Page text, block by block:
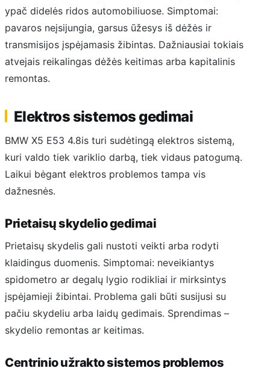
ypač didelės ridos automobiliuose. Simptomai:
pavaros neįsijungia, garsus ūžesys iš dėžės ir
transmisijos įspėjamasis žibintas. Dažniausiai tokiais
atvejais reikalingas dėžės keitimas arba kapitalinis
remontas.
Elektros sistemos gedimai
BMW X5 E53 4.8is turi sudėtingą elektros sistemą,
kuri valdo tiek variklio darbą, tiek vidaus patogumą.
Laikui bėgant elektros problemos tampa vis
dažnesnės.
Prietaisų skydelio gedimai
Prietaisų skydelis gali nustoti veikti arba rodyti
klaidingus duomenis. Simptomai: neveikiantys
spidometro ar degalų lygio rodikliai ir mirksintys
įspėjamieji žibintai. Problema gali būti susijusi su
pačiu skydeliu arba laidų gedimais. Sprendimas –
skydelio remontas ar keitimas.
Centrinio užrakto sistemos problemos